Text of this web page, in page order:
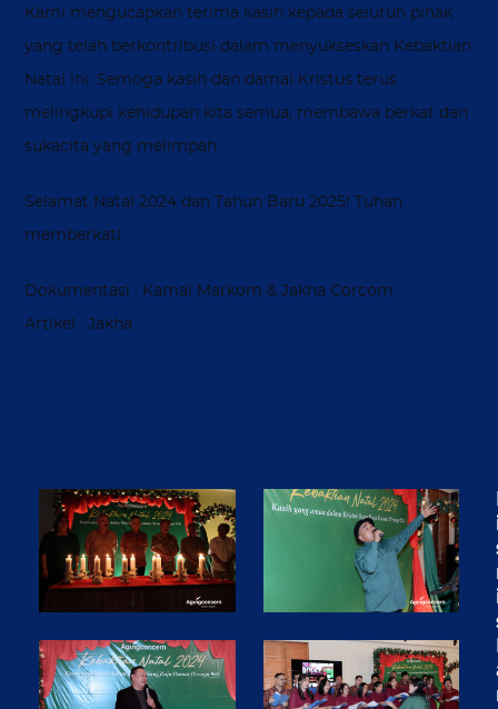
Kami mengucapkan terima kasih kepada seluruh pihak
yang telah berkontribusi dalam menyukseskan Kebaktian
Natal ini. Semoga kasih dan damai Kristus terus
melingkupi kehidupan kita semua, membawa berkat dan
sukacita yang melimpah.
Selamat Natal 2024 dan Tahun Baru 2025! Tuhan
memberkati.
Dokumentasi : Kamal Markom & Jakha Corcom
Artikel : Jakha